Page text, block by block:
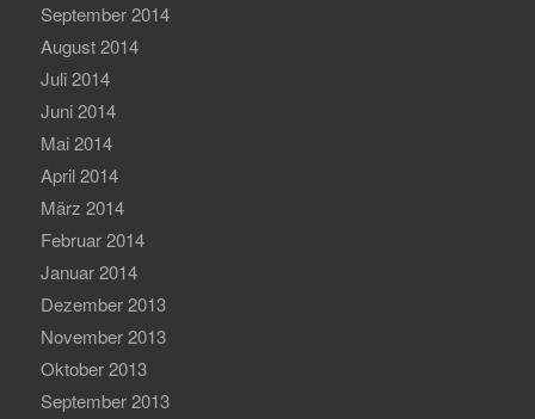
September 2014
August 2014
Juli 2014
Juni 2014
Mai 2014
April 2014
März 2014
Februar 2014
Januar 2014
Dezember 2013
November 2013
Oktober 2013
September 2013